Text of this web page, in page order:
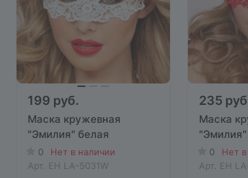
199 руб.
Маска кружевная
"Эмилия" белая
0
Нет в наличии
Арт. EH LA-5031W
235
Маска
"Эмилия"
0
Нет
Арт. EH